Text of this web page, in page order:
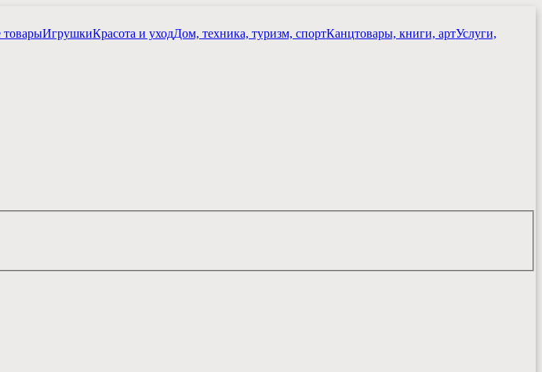
товарыИгрушкиКрасота и уходДом, техника, туризм, спортКанцтовары, книги, артУслуги,